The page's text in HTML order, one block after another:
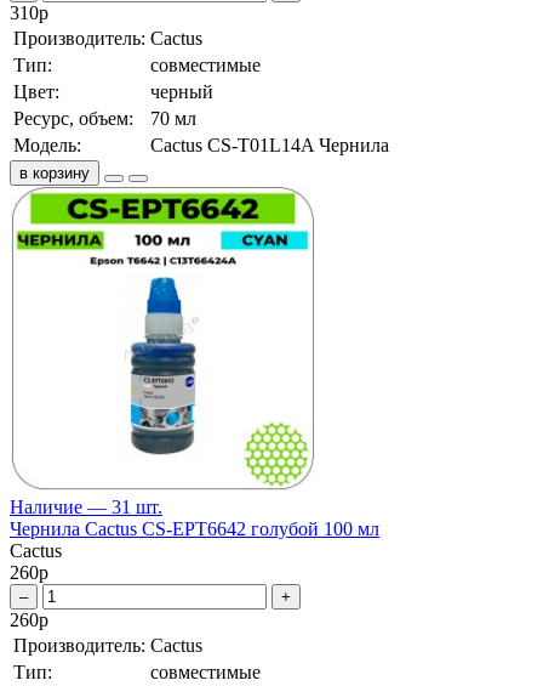
310р
Производитель: Cactus
Тип:
совместимые
Цвет:
черный
Ресурс, объем:
70 мл
Модель:
Cactus CS-T01L14A Чернила
в корзину
Наличие — 31 шт.
Чернила Cactus CS-EPT6642 голубой 100 мл
Cactus
260р
– +
260р
Производитель: Cactus
Тип:
совместимые